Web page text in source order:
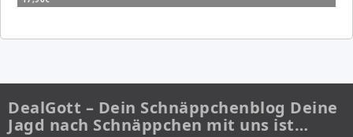
DealGott – Dein Schnäppchenblog Deine
Jagd nach Schnäppchen mit uns ist…